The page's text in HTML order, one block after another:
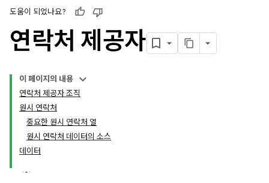
도움이 되었나요?
연락처 제공자
이 페이지의 내용
연락처 제공자 조직
원시 연락처
중요한 원시 연락처 열
원시 연락처 데이터의 소스
데이터